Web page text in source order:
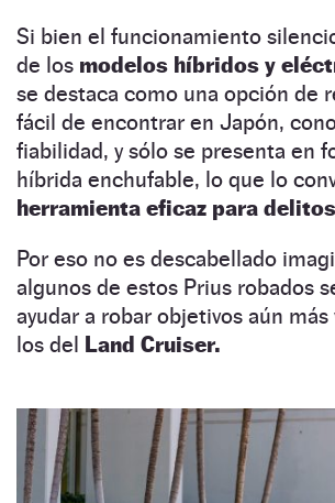
Si bien el funcionamiento
de los modelos híbridos y
se destaca como una opción de
fácil de encontrar en Japón,
fiabilidad, y sólo se presenta en
híbrida enchufable, lo que lo
herramienta eficaz para delitos
Por eso no es descabellado
algunos de estos Prius robados
ayudar a robar objetivos aún
los del Land Cruiser.